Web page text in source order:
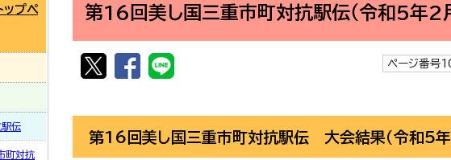
第16回美し国三重市町対抗駅伝（令和5年2
ページ番
第16回美し国三重市町対抗駅伝 大会結果（令和5
ップペ
駅伝
町対抗